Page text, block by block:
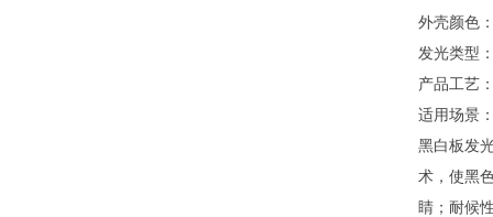
外壳颜色
发光类型
产品工艺
适用场景
黑白板发
术，使黑
睛；耐候